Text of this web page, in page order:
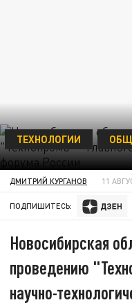
ТЕХНОЛОГИИ
ДМИТРИЙ КУРГАНОВ 11
ПОДПИШИТЕСЬ:
Новосибирская
проведению
научно-